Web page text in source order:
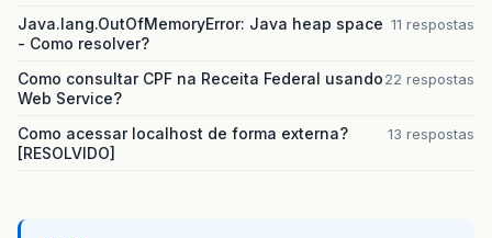
Java.lang.OutOfMemoryError: Java heap space
- Como resolver?
11 respostas
Como consultar CPF na Receita Federal usando
Web Service?
22 respostas
Como acessar localhost de forma externa?
[RESOLVIDO]
13 respostas